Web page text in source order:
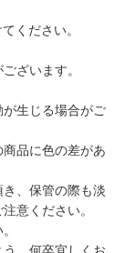
ください。
ざいます。
が生じる場合がご
商品に色の差があ
き、保管の際も淡
意ください。